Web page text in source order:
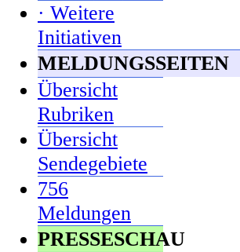
· Weitere
Initiativen
MELDUNGSSEITEN
Übersicht
Rubriken
Übersicht
Sendegebiete
756
Meldungen
PRESSESCHAU